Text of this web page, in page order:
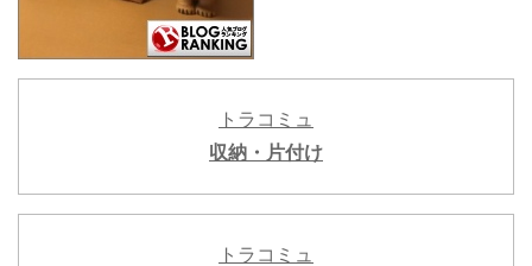
トラコミュ
収納・片付け
トラコミュ